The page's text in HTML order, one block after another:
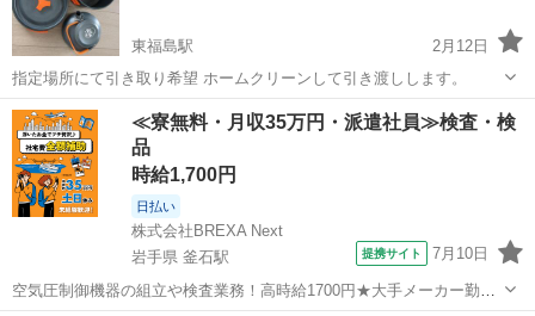
東福島駅
2月12日
指定場所にて引き取り希望 ホームクリーンして引き渡しします。
福島 福島市 東福島駅 調理器具 用品
≪寮無料・月収35万円・派遣社員≫検査・検
品
時給1,700円
日払い
株式会社BREXA Next
岩手県 釜石駅
提携サイト 7月10日
空気圧制御機器の組立や検査業務！高時給1700円★大手メーカー勤